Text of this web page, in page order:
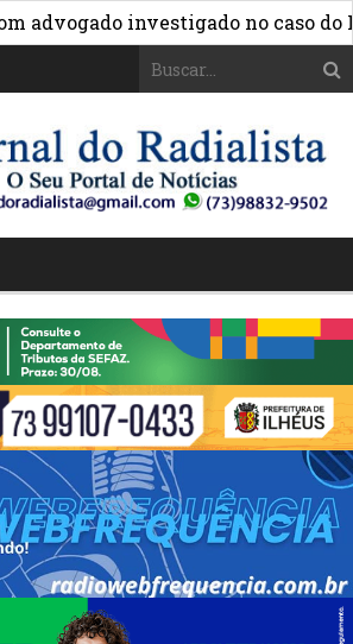
investigado no caso do INSS